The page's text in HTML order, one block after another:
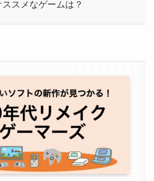
スメなゲームは？